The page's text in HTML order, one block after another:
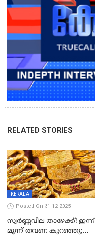
RELATED STORIES
KERALA
Posted On 31-12-2025
സ്വർണ്ണവില താഴേക്ക്! ഇന്ന്
മൂന്ന് തവണ കുറഞ്ഞു;